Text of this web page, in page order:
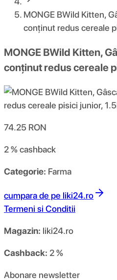
MONGE BWild Kitten,
conținut redus cereale
MONGE BWild Kitten,
conținut redus cereale
74.25 RON
2 %cashback
Categorie: Farma
cumpara de pe liki24.ro
Termeni si Conditii
Magazin: liki24.ro
Cashback: 2 %
Abonare newsletter